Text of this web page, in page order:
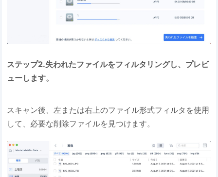
ステップ2.失われたファイルをフィルタリングし、プレビ
ューします。
スキャン後、左または右上のファイル形式フィルタを使用
して、必要な削除ファイルを見つけます。